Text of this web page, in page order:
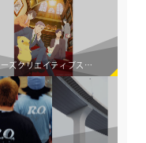
アミューズクリエイティブスタジオが TVアニメ「おじさんはカワイイものがお好き。」をプロデュース